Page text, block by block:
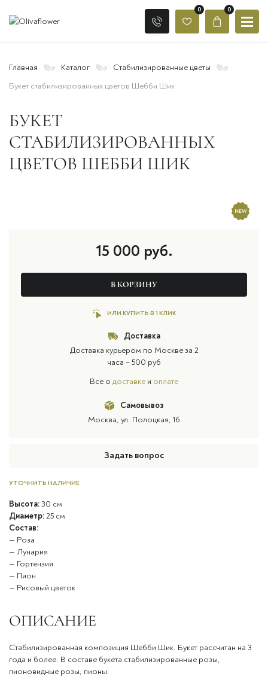
0 0
Главная Каталог
Стабилизированные цветы
Букет стабилизированных цветов Шебби Шик
БУКЕТ
СТАБИЛИЗИРОВАННЫХ
ЦВЕТОВ ШЕББИ ШИК
15 000 руб.
В КОРЗИНУ
ИЛИ КУПИТЬ В 1 КЛИК
Доставка
Доставка курьером по Москве за 2
часа – 500 руб
Все о доставке и оплате
Самовывоз
Москва, ул. Полоцкая, 16
УТОЧНИТЬ НАЛИЧИЕ
Высота:30 см
Диаметр:25 см
Состав:
— Роза
— Лунария
— Гортензия
— Пион
— Рисовый цветок
Задать вопрос
ОПИСАНИЕ
Стабилизированная композиция Шебби Шик. Букет рассчитан на 3
года и более. В составе букета стабилизированные розы,
пионовидные розы, пионы.